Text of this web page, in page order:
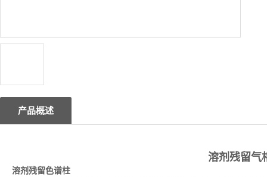
产品概述
溶剂残留气
溶剂残留色谱柱